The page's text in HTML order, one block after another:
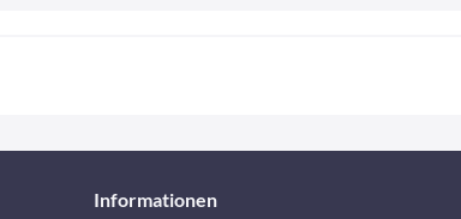
Informationen